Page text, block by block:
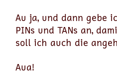
Au ja, und dann gebe
PINs und TANs an,
soll ich auch die
Aua!